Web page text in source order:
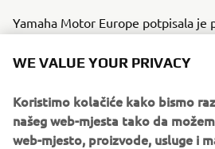
Yamaha Motor Europe potpisala je
svoju poziciju brenda za
originalne opreme (OEM)
da iskoriste različite moderne
nudi Yamaha.
WE VALUE YOUR PRIVACY
Koristimo kolačiće kako bismo
našeg web-mjesta tako da
web-mjesto, proizvode, usluge i